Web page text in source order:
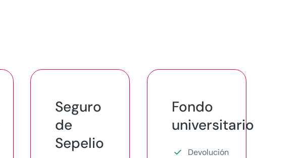
Seguro
de
Sepelio
Fondo
universitario
Devolución